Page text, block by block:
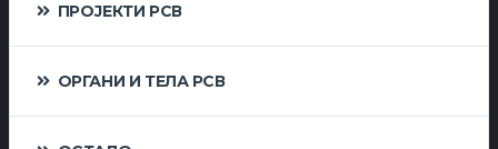
ПРОЈЕКТИ РСВ
ОРГАНИ И ТЕЛА РСВ